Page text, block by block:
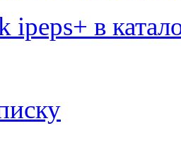
ipeps+ в